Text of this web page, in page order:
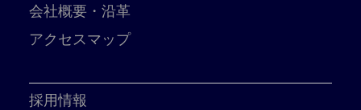
会社概要・沿革
アクセスマップ
採用情報